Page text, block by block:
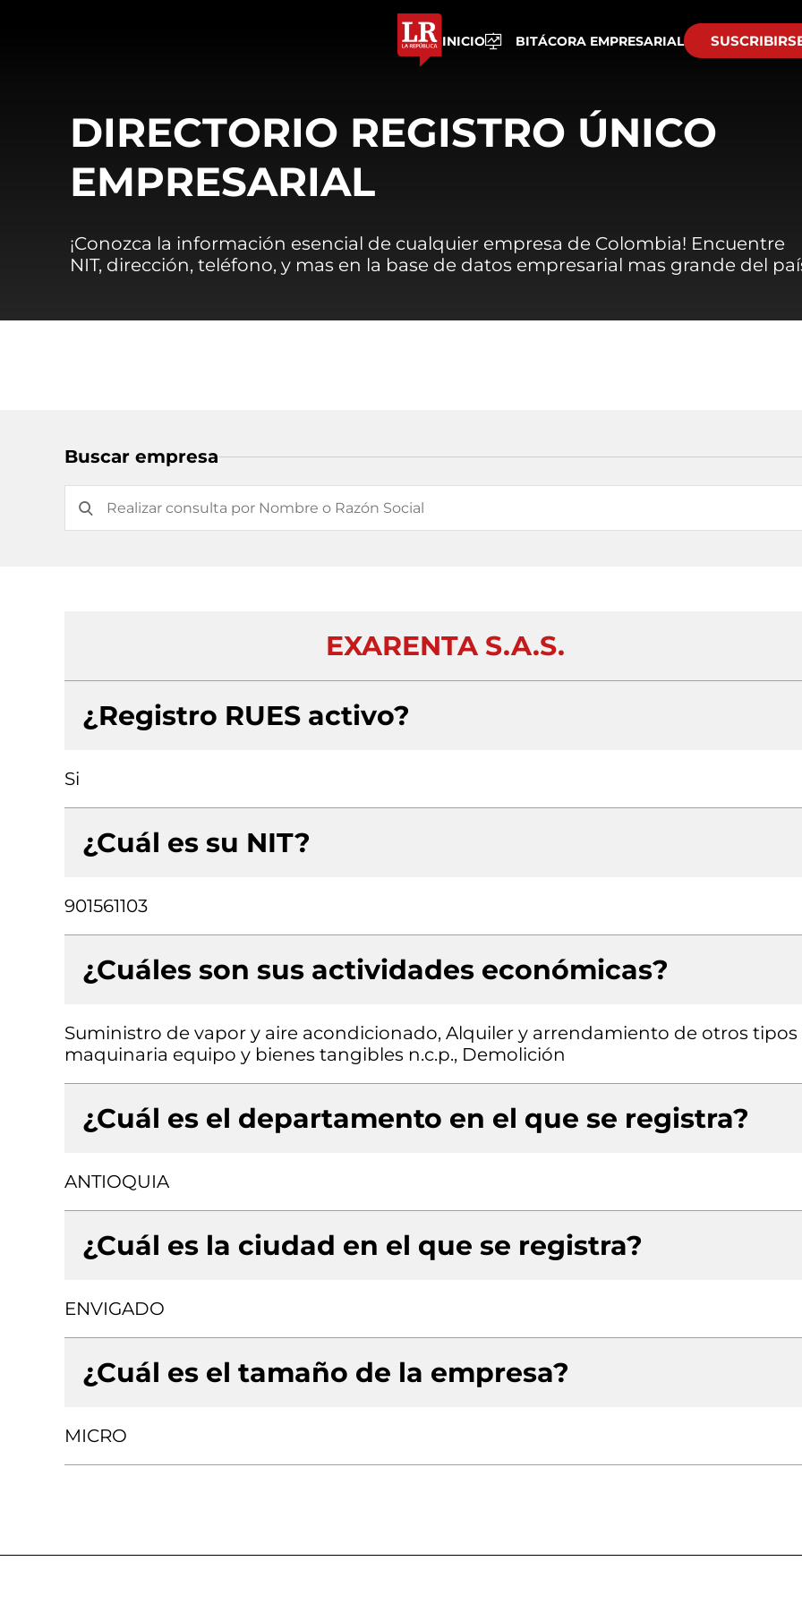
INICIO BITÁCORA EMPRESARIAL
DIRECTORIO REGISTRO ÚNICO
EMPRESARIAL
¡Conozca la información esencial de cualquier empresa de Colombia! Encuentre
NIT, dirección, teléfono, y mas en la base de datos empresarial mas grande del
Buscar empresa
EXARENTA S.A.S.
¿Registro RUES activo?
Si
¿Cuál es su NIT?
901561103
¿Cuáles son sus actividades económicas?
Suministro de vapor y aire acondicionado, Alquiler y arrendamiento de otros tipos
maquinaria equipo y bienes tangibles n.c.p., Demolición
¿Cuál es el departamento en el que se registra?
ANTIOQUIA
¿Cuál es la ciudad en el que se registra?
ENVIGADO
¿Cuál es el tamaño de la empresa?
MICRO